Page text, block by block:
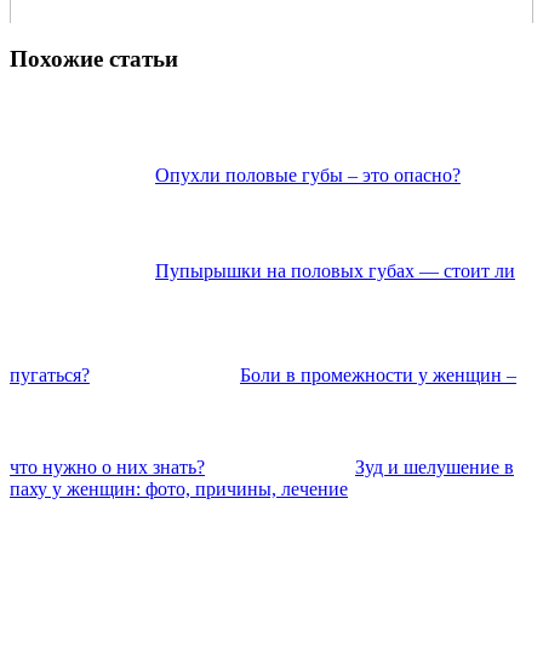
Похожие статьи
Опухли половые губы – это опасно?
Пупырышки на половых губах — стоит ли
пугаться? Боли в промежности у женщин –
что нужно о них знать?
Зуд и шелушение в
паху у женщин: фото, причины, лечение